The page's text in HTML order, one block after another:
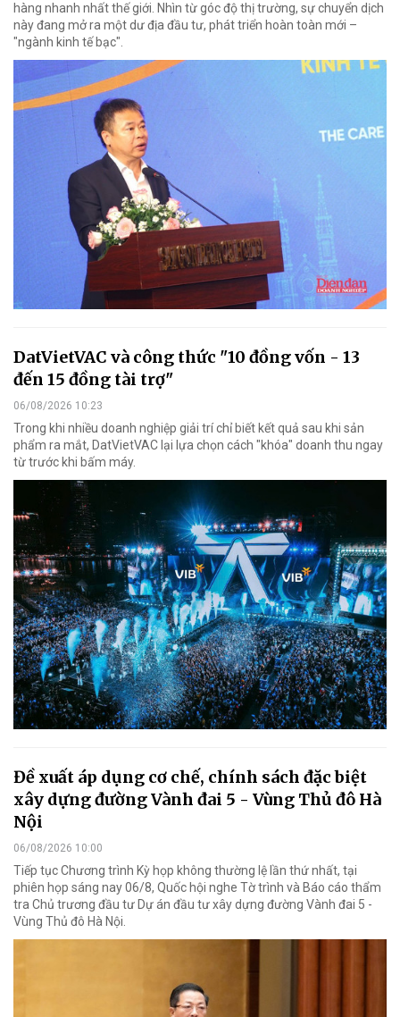
hàng nhanh nhất thế giới. Nhìn từ góc độ thị trường, sự chuyển dịch
này đang mở ra một dư địa đầu tư, phát triển hoàn toàn mới –
"ngành kinh tế bạc".
DatVietVAC và công thức "10 đồng vốn - 13
đến 15 đồng tài trợ"
06/08/2026 10:23
Trong khi nhiều doanh nghiệp giải trí chỉ biết kết quả sau khi sản
phẩm ra mắt, DatVietVAC lại lựa chọn cách "khóa" doanh thu ngay
từ trước khi bấm máy.
Đề xuất áp dụng cơ chế, chính sách đặc biệt
xây dựng đường Vành đai 5 - Vùng Thủ đô Hà
Nội
06/08/2026 10:00
Tiếp tục Chương trình Kỳ họp không thường lệ lần thứ nhất, tại
phiên họp sáng nay 06/8, Quốc hội nghe Tờ trình và Báo cáo thẩm
tra Chủ trương đầu tư Dự án đầu tư xây dựng đường Vành đai 5 -
Vùng Thủ đô Hà Nội.